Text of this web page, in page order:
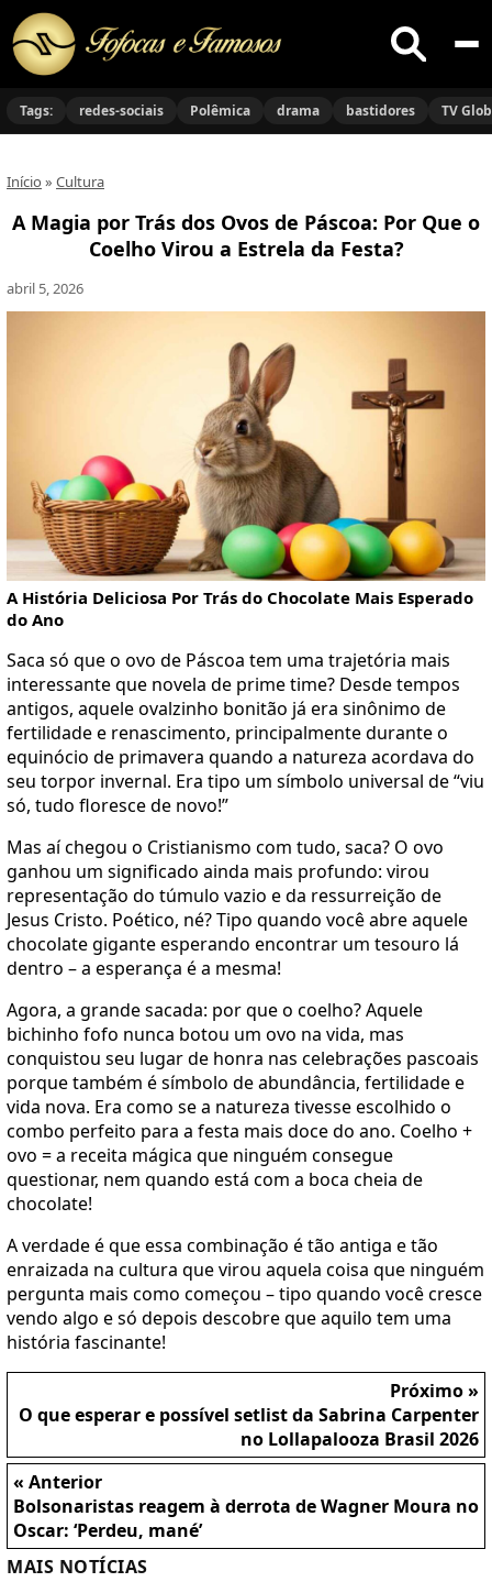
Buscar
no
Tags: redes-sociais Polêmica drama bastidores TV
Início » Cultura
A Magia por Trás dos Ovos de Páscoa: Por Que o
Coelho Virou a Estrela da Festa?
abril 5, 2026
A História Deliciosa Por Trás do Chocolate Mais Esperado
do Ano
Saca só que o ovo de Páscoa tem uma trajetória mais
interessante que novela de prime time? Desde tempos
antigos, aquele ovalzinho bonitão já era sinônimo de
fertilidade e renascimento, principalmente durante o
equinócio de primavera quando a natureza acordava do
seu torpor invernal. Era tipo um símbolo universal de “viu
só, tudo floresce de novo!”
Mas aí chegou o Cristianismo com tudo, saca? O ovo
ganhou um significado ainda mais profundo: virou
representação do túmulo vazio e da ressurreição de
Jesus Cristo. Poético, né? Tipo quando você abre aquele
chocolate gigante esperando encontrar um tesouro lá
dentro – a esperança é a mesma!
Agora, a grande sacada: por que o coelho? Aquele
bichinho fofo nunca botou um ovo na vida, mas
conquistou seu lugar de honra nas celebrações pascoais
porque também é símbolo de abundância, fertilidade e
vida nova. Era como se a natureza tivesse escolhido o
combo perfeito para a festa mais doce do ano. Coelho +
ovo = a receita mágica que ninguém consegue
questionar, nem quando está com a boca cheia de
chocolate!
A verdade é que essa combinação é tão antiga e tão
enraizada na cultura que virou aquela coisa que ninguém
pergunta mais como começou – tipo quando você cresce
vendo algo e só depois descobre que aquilo tem uma
história fascinante!
Próximo »
O que esperar e possível setlist da Sabrina Carpenter
no Lollapalooza Brasil 2026
« Anterior
Bolsonaristas reagem à derrota de Wagner Moura no
Oscar: ‘Perdeu, mané’
MAIS NOTÍCIAS